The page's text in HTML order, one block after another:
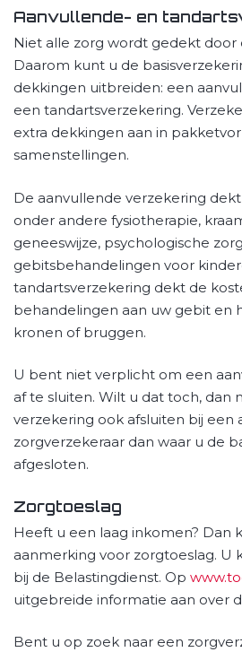
Aanvullende- en
Niet alle zorg wordt gedekt door
Daarom kunt u de
dekkingen uitbreiden: een
een tandartsverzekering.
extra dekkingen aan in
samenstellingen.
De aanvullende verzekering
onder andere fysiotherapie,
geneeswijze, psychologische
gebitsbehandelingen voor
tandartsverzekering dekt de
behandelingen aan uw gebit en
kronen of bruggen.
U bent niet verplicht om een
af te sluiten. Wilt u dat toch, dan
verzekering ook afsluiten bij een
zorgverzekeraar dan waar u de
afgesloten.
Zorgtoeslag
Heeft u een laag inkomen? Dan
aanmerking voor zorgtoeslag. U
bij de Belastingdienst. Op
uitgebreide informatie aan over
Bent u op zoek naar een